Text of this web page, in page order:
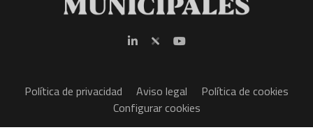
Política de privacidad Aviso legal
Política de cookies
Configurar cookies